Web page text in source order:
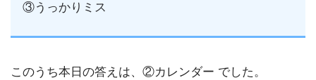
③うっかりミス
このうち本日の答えは、②カレンダー でした。